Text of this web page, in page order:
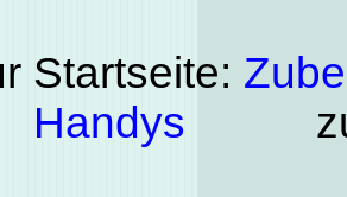
Startseite:
Handys